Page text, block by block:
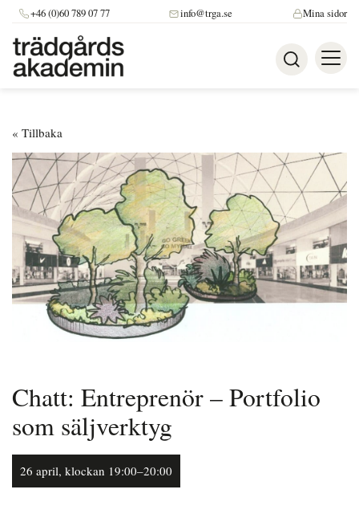
+46 (0)60 789 07 77 info@trga.se Mina sidor
Chatt: Entreprenör – Portfolio
som säljverktyg
26 april, klockan 19:00–20:00